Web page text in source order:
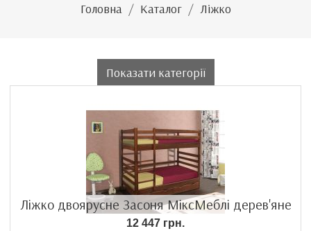
Головна Каталог Ліжко
Показати категорії
Ліжко двоярусне Засоня МіксМеблі дерев'яне
12 447 грн.